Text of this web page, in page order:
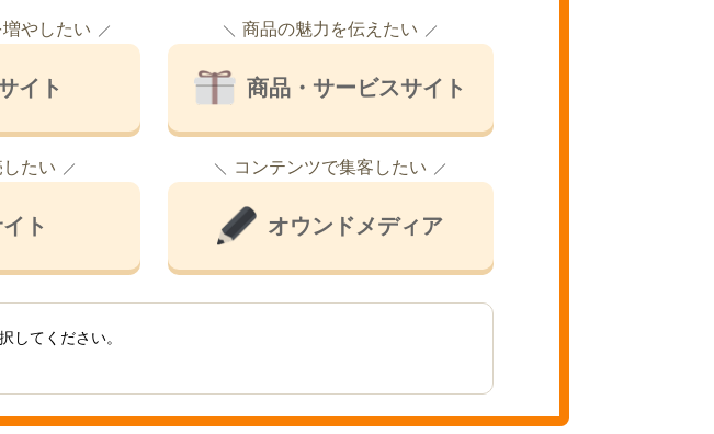
やしたい
イト
商品の魅力を伝えたい
商品・サービスサイト
たい
ト
コンテンツで集客したい
オウンドメディア
してください。